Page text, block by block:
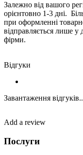
Залежно від вашого
орієнтовно 1-3 дні.
при оформленні
відправляється лише
фірми.
Відгуки
Завантаження
Add a review
Послуги